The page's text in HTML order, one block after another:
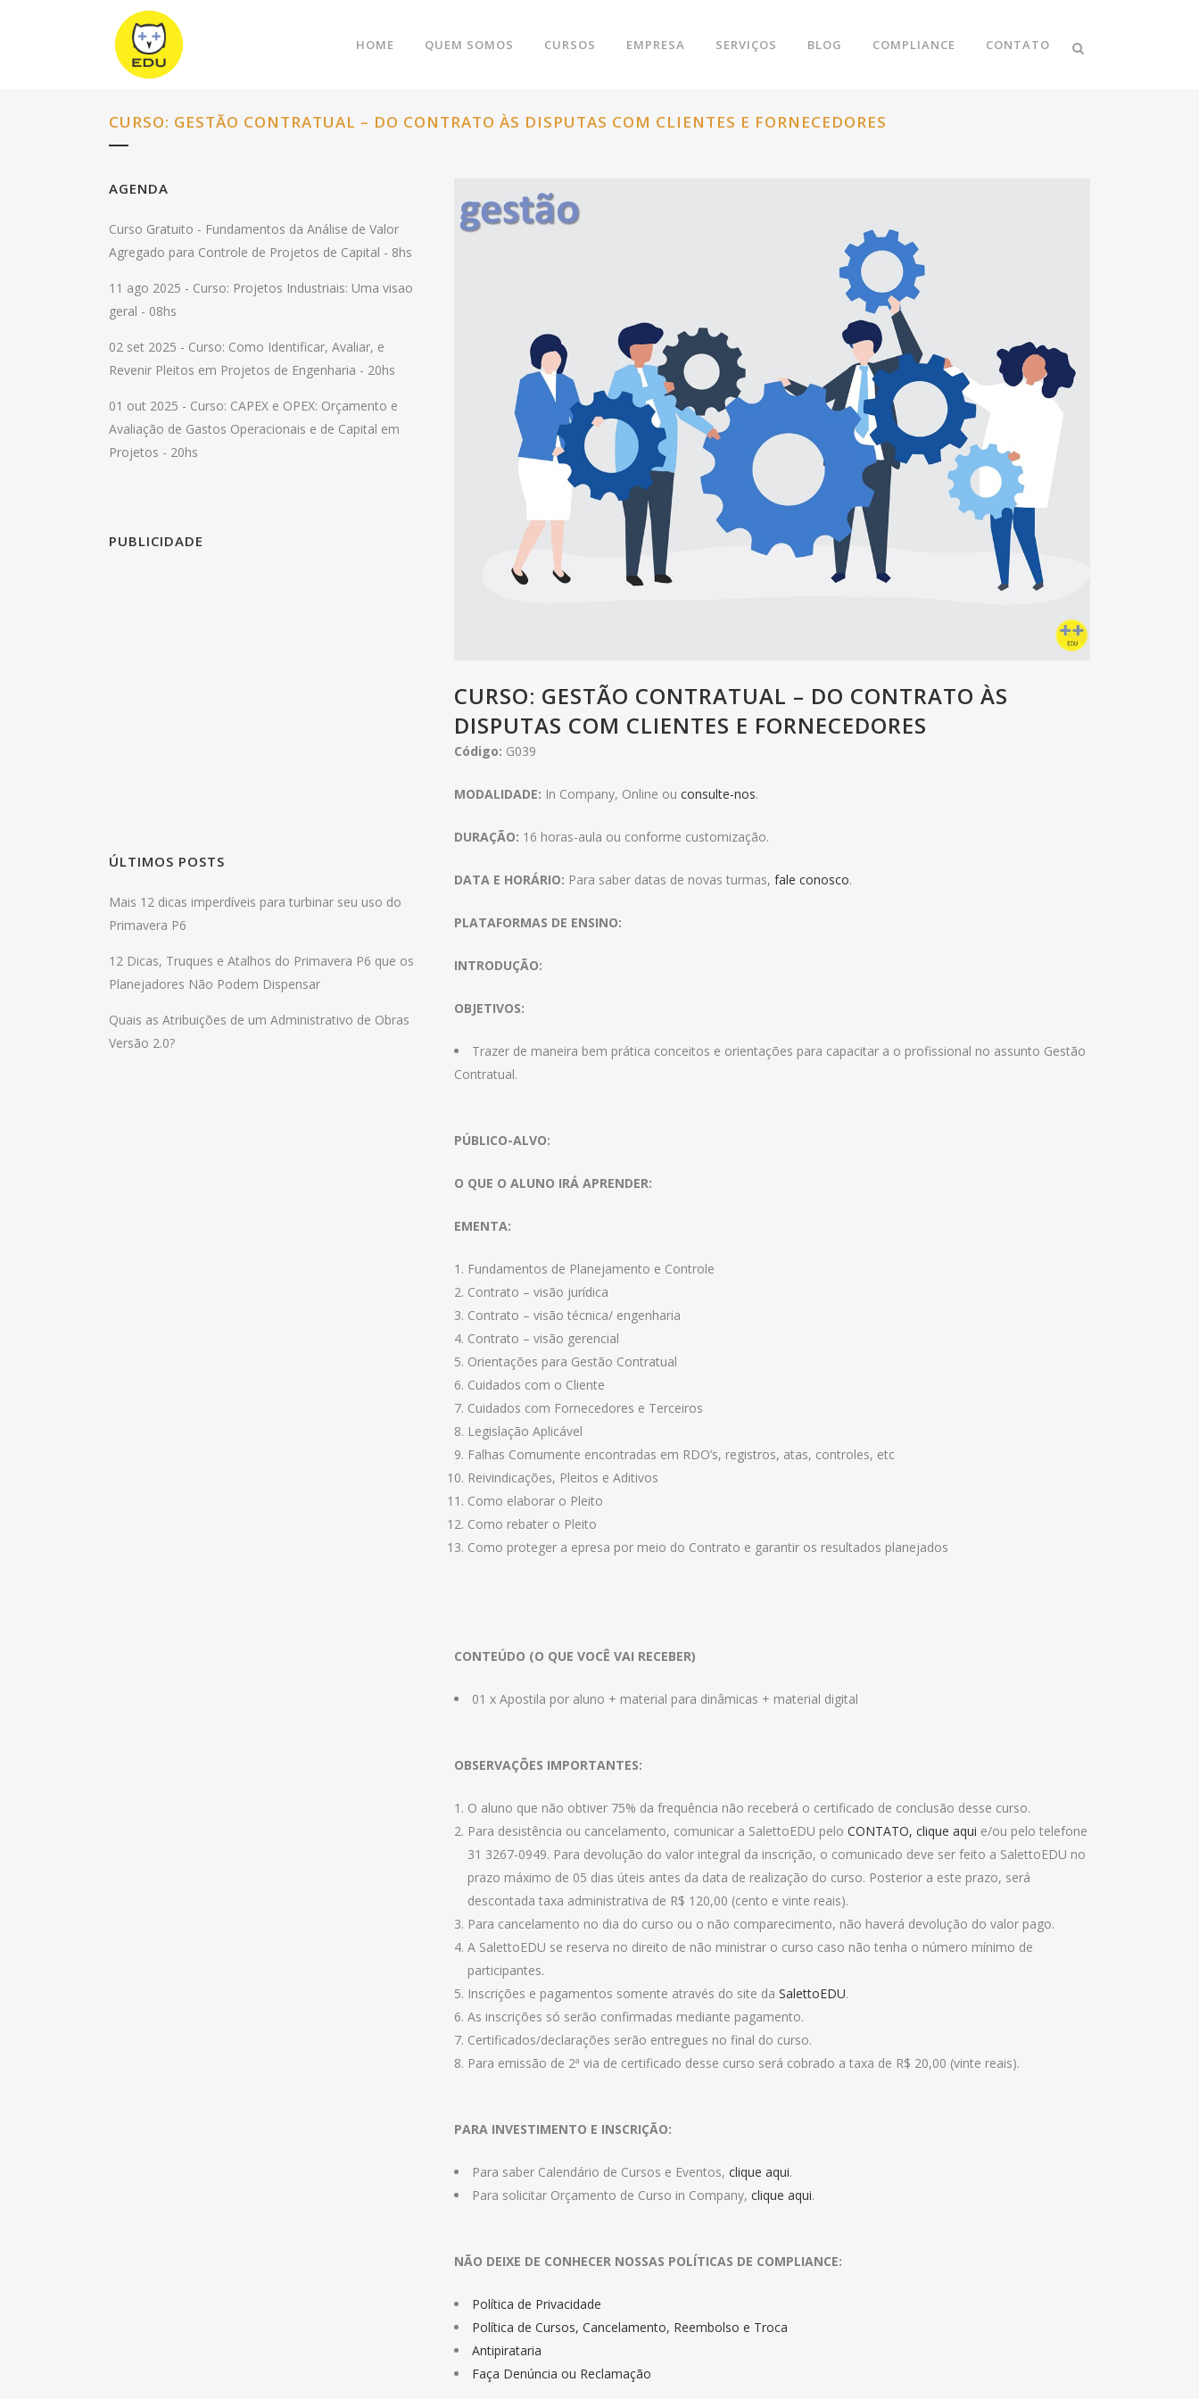
HOME QUEM SOMOS CURSOS EMPRESA SERVIÇOS BLOG COMPLIANCE CONTATO
CURSO: GESTÃO CONTRATUAL – DO CONTRATO ÀS DISPUTAS COM CLIENTES E FORNECEDORES
AGENDA
Curso Gratuito - Fundamentos da Análise de Valor
Agregado para Controle de Projetos de Capital - 8hs
11 ago 2025 - Curso: Projetos Industriais: Uma visao
geral - 08hs
02 set 2025 - Curso: Como Identificar, Avaliar, e
Revenir Pleitos em Projetos de Engenharia - 20hs
01 out 2025 - Curso: CAPEX e OPEX: Orçamento e
Avaliação de Gastos Operacionais e de Capital em
Projetos - 20hs
PUBLICIDADE
ÚLTIMOS POSTS
Mais 12 dicas imperdíveis para turbinar seu uso do
Primavera P6
12 Dicas, Truques e Atalhos do Primavera P6 que os
Planejadores Não Podem Dispensar
Quais as Atribuições de um Administrativo de Obras
Versão 2.0?
CURSO: GESTÃO CONTRATUAL – DO CONTRATO ÀS
DISPUTAS COM CLIENTES E FORNECEDORES
Código: G039
MODALIDADE: In Company, Online ou consulte-nos.
DURAÇÃO: 16 horas-aula ou conforme customização.
DATA E HORÁRIO: Para saber datas de novas turmas, fale conosco.
PLATAFORMAS DE ENSINO:
INTRODUÇÃO:
OBJETIVOS:
Trazer de maneira bem prática conceitos e orientações para capacitar a o profissional no assunto Gestão
Contratual.
PÚBLICO-ALVO:
O QUE O ALUNO IRÁ APRENDER:
EMENTA:
Fundamentos de Planejamento e Controle
Contrato – visão jurídica
Contrato – visão técnica/ engenharia
Contrato – visão gerencial
Orientações para Gestão Contratual
Cuidados com o Cliente
Cuidados com Fornecedores e Terceiros
Legislação Aplicável
Falhas Comumente encontradas em RDO’s, registros, atas, controles, etc
Reivindicações, Pleitos e Aditivos
Como elaborar o Pleito
Como rebater o Pleito
Como proteger a epresa por meio do Contrato e garantir os resultados planejados
CONTEÚDO (O QUE VOCÊ VAI RECEBER)
01 x Apostila por aluno + material para dinâmicas + material digital
OBSERVAÇÕES IMPORTANTES:
O aluno que não obtiver 75% da frequência não receberá o certificado de conclusão desse curso.
Para desistência ou cancelamento, comunicar a SalettoEDU pelo CONTATO, clique aqui e/ou pelo telefone
31 3267-0949. Para devolução do valor integral da inscrição, o comunicado deve ser feito a SalettoEDU no
prazo máximo de 05 dias úteis antes da data de realização do curso. Posterior a este prazo, será
descontada taxa administrativa de R$ 120,00 (cento e vinte reais).
Para cancelamento no dia do curso ou o não comparecimento, não haverá devolução do valor pago.
A SalettoEDU se reserva no direito de não ministrar o curso caso não tenha o número mínimo de
participantes.
Inscrições e pagamentos somente através do site da SalettoEDU.
As inscrições só serão confirmadas mediante pagamento.
Certificados/declarações serão entregues no final do curso.
Para emissão de 2ª via de certificado desse curso será cobrado a taxa de R$ 20,00 (vinte reais).
PARA INVESTIMENTO E INSCRIÇÃO:
Para saber Calendário de Cursos e Eventos, clique aqui.
Para solicitar Orçamento de Curso in Company, clique aqui.
NÃO DEIXE DE CONHECER NOSSAS POLÍTICAS DE COMPLIANCE:
Política de Privacidade
Política de Cursos, Cancelamento, Reembolso e Troca
Antipirataria
Faça Denúncia ou Reclamação